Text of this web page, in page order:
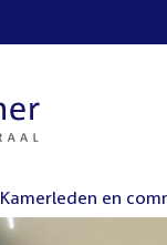
Kamerleden en